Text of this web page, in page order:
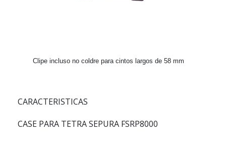
Clipe incluso no coldre para cintos largos de 58 mm
CARACTERISTICAS
CASE PARA TETRA SEPURA FSRP8000